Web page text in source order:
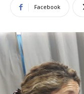
Facebook